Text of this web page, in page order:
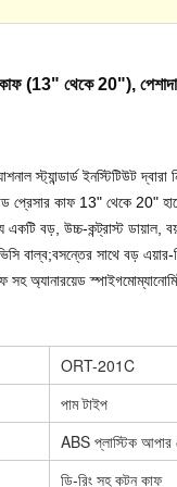
(13" থেকে 20"),
স্ট্যান্ডার্ড ইনস্টিটিউট
প্রেসার কাফ 13" থেকে 20"
বড়, উচ্চ-কন্ট্রাস্ট ডায়াল,
বাল্ব;বসন্তের সাথে বড়
অ্যানারয়েড
ORT-201C
পাম টাইপ
ABS প্লাস্টিক আপার
ডি-রিং সহ কটন কাফ